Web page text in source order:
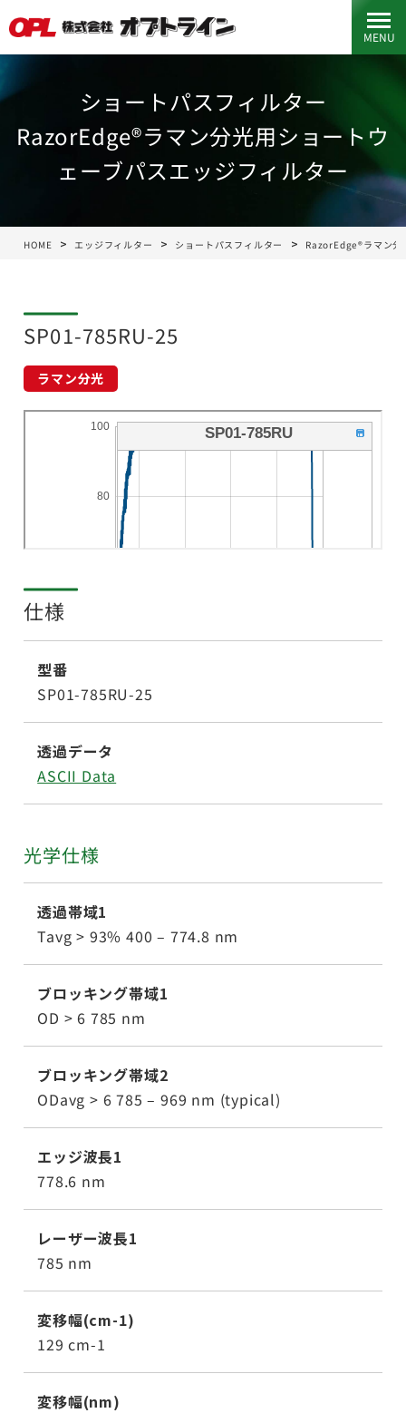
MENU
ショートパスフィルター
RazorEdge®ラマン分光用ショートウ
ェーブパスエッジフィルター
HOME エッジフィルター ショートパスフィルター RazorEdge®ラマン分
SP01-785RU-25
ラマン分光
仕様
型番
SP01-785RU-25
透過データ
ASCII Data
光学仕様
透過帯域1
Tavg > 93% 400 – 774.8 nm
ブロッキング帯域1
OD > 6 785 nm
ブロッキング帯域2
ODavg > 6 785 – 969 nm (typical)
エッジ波長1
778.6 nm
レーザー波長1
785 nm
変移幅(cm-1)
129 cm-1
変移幅(nm)